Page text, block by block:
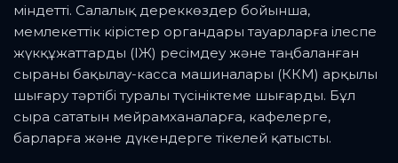
міндетті. Салалық дереккөздер бойынша,
мемлекеттік кірістер органдары тауарларға ілеспе
жүкқұжаттарды (ІЖ) ресімдеу және таңбаланған
сыраны бақылау-касса машиналары (ККМ) арқылы
шығару тәртібі туралы түсініктеме шығарды. Бұл
сыра сататын мейрамханаларға, кафелерге,
барларға және дүкендерге тікелей қатысты.